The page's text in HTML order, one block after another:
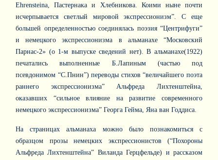
Ehrensteina, Пастернака и Хлебникова. Коими ныне почти
исчерпывается светлый мировой экспрессионизм”. С еще
большей определенностью соединялась поэзия “Центрифуги”
и немецкого экспрессионизма в альманахе “Московский
Парнас-2» (о 1-м выпуске сведений нет). В альманахе(1922)
печатались выполненные Б.Лапиным (частью под
псевдонимом “С.Пнин”) переводы стихов “величайшего поэта
раннего экспрессионизма” Альфреда Лихтенштейна,
оказавших “сильное влияние на развитие современного
немецкого экспрессионизма” Георга Гейма, Яна ван Годдиса.
На страницах альманаха можно было познакомиться с
образцом прозы немецких экспрессионистов (“Похороны
Альфреда Лихтенштейна” Виланда Герцфельде) и рассказом